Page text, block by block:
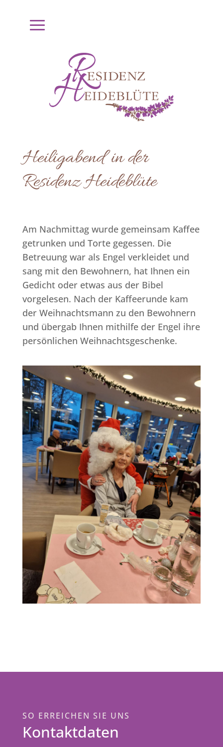
Heiligabend in der
Residenz Heideblüte
Am Nachmittag wurde gemeinsam Kaffee
getrunken und Torte gegessen. Die
Betreuung war als Engel verkleidet und
sang mit den Bewohnern, hat Ihnen ein
Gedicht oder etwas aus der Bibel
vorgelesen. Nach der Kaffeerunde kam
der Weihnachtsmann zu den Bewohnern
und übergab Ihnen mithilfe der Engel ihre
persönlichen Weihnachtsgeschenke.
SO ERREICHEN SIE UNS
Kontaktdaten